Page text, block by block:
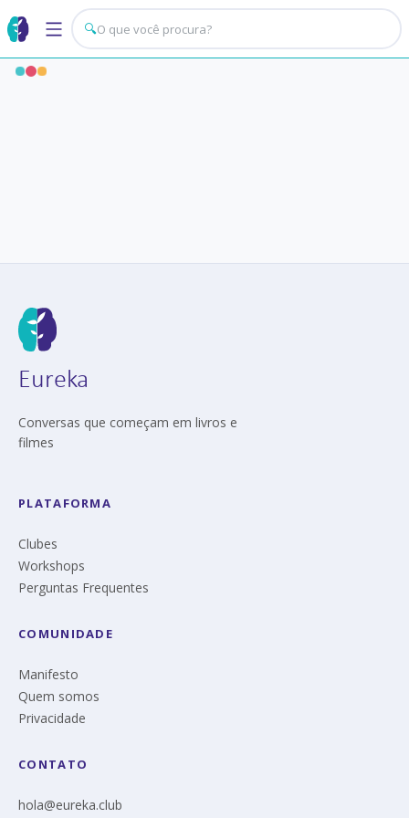
🔍
Eureka
Conversas que começam em livros e
filmes
PLATAFORMA
Clubes
Workshops
Perguntas Frequentes
COMUNIDADE
Manifesto
Quem somos
Privacidade
CONTATO
hola@eureka.club